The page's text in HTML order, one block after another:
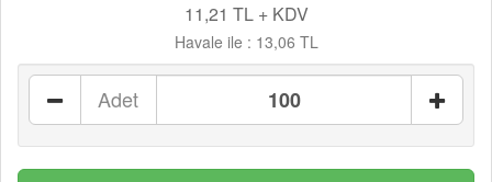
11,21 TL + KDV
Havale ile : 13,06 TL
Adet